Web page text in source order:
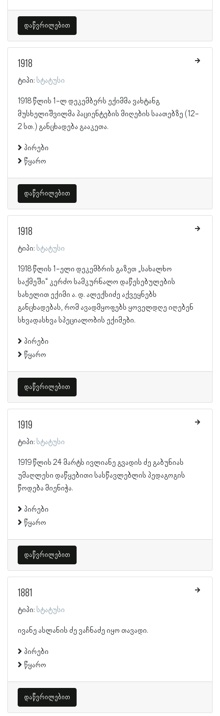
დაწვრილებით
1918
ტიპი: სტატუსი
1918 წლის 1-ლ დეკემბერს ექიმმა ვახტანგ
მუსხელიშვილმა პაციენტების მიღების საათებზე (12-
2 სთ.) განცხადება გააკეთა.
პირები
წყარო
დაწვრილებით
1918
ტიპი: სტატუსი
1918 წლის 1-ელი დეკემბრის გაზეთ „სახალხო
საქმეში“ კერძო სამკურნალო დაწესებულების
სახელით ექიმი ა. დ. ალექსიძე აქვეყნებს
განცხადებას, რომ ავადმყოფებს ყოველდღე იღებენ
სხვადასხვა სპეციალობის ექიმები.
პირები
წყარო
დაწვრილებით
1919
ტიპი: სტატუსი
1919 წლის 24 მარტს ივლიანე გვადის ძე გაბუნიას
უმაღლესი დაწყებითი სასწავლებლის პედაგოგის
წოდება მიენიჭა.
პირები
წყარო
დაწვრილებით
1881
ტიპი: სტატუსი
ივანე ასლანის ძე ვაჩნაძე იყო თავადი.
პირები
წყარო
დაწვრილებით